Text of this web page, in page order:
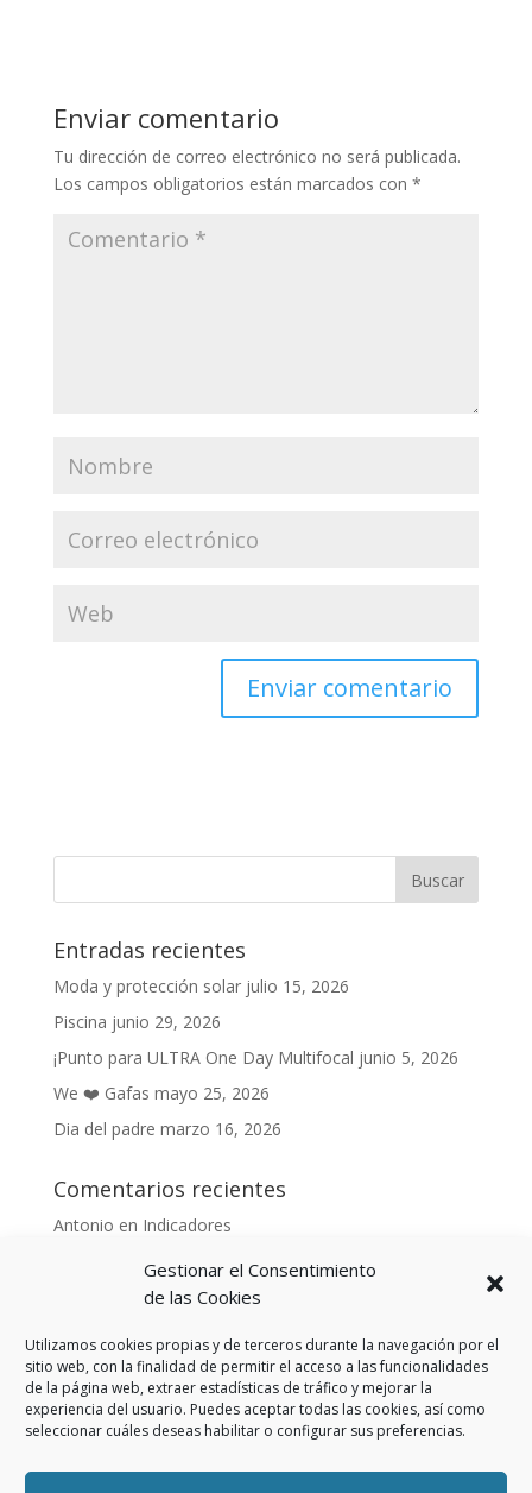
Gestionar el Consentimiento
de las Cookies
Utilizamos cookies propias y de terceros durante la navegación por el
sitio web, con la finalidad de permitir el acceso a las funcionalidades
de la página web, extraer estadísticas de tráfico y mejorar la
experiencia del usuario. Puedes aceptar todas las cookies, así como
seleccionar cuáles deseas habilitar o configurar sus preferencias.
Enviar comentario
Tu dirección de correo electrónico no será publicada.
Los campos obligatorios están marcados con *
Entradas recientes
Moda y protección solar julio 15, 2026
Piscina junio 29, 2026
¡Punto para ULTRA One Day Multifocal junio 5, 2026
We ❤️ Gafas mayo 25, 2026
Dia del padre marzo 16, 2026
Comentarios recientes
Antonio en Indicadores
enIndicadores
enDe cara al buen tiempo
Política de privacidad
Política de cookies (UE)